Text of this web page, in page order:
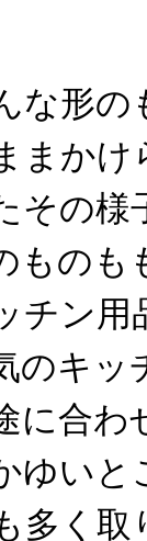
な形
まかけ
その様
もの
チン用
のキッ
に合わ
ゆいと
多く